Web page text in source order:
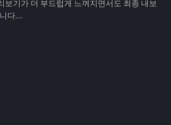
보기가 더 부드럽게 느껴지면서도 최종 내보
다....